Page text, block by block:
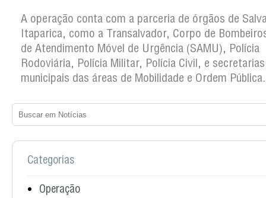
A operação conta com a parceria de órgãos de
Itaparica, como a Transalvador, Corpo de
de Atendimento Móvel de Urgência (SAMU), Polícia
Rodoviária, Polícia Militar, Polícia Civil, e secretarias
municipais das áreas de Mobilidade e Ordem Pública.
Categorias
Operação